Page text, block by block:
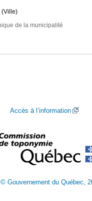
(Ville)
de la municipalité
Accès à l’information
© Gouvernement du Québec,